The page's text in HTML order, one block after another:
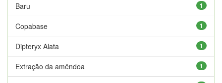
1
Baru
1
Copabase
1
Dipteryx Alata
1
Extração da amêndoa